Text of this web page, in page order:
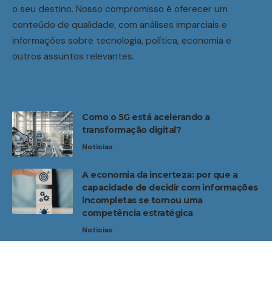
o seu destino. Nosso compromisso é oferecer um
conteúdo de qualidade, com análises imparciais e
informações sobre tecnologia, política, economia e
outros assuntos relevantes.
Como o 5G está acelerando a
transformação digital?
Noticias
A economia da incerteza: por que a
capacidade de decidir com informações
incompletas se tornou uma
competência estratégica
Noticias